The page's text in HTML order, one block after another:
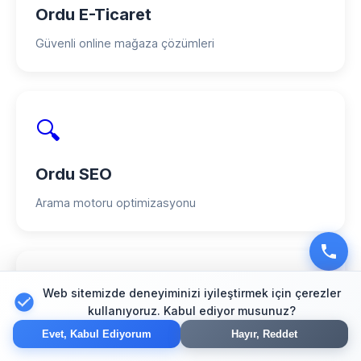
Ordu E-Ticaret
Güvenli online mağaza çözümleri
🔍
Ordu SEO
Arama motoru optimizasyonu
📱
Ordu Mobil Uygulama
Web sitemizde deneyiminizi iyileştirmek için çerezler
kullanıyoruz. Kabul ediyor musunuz?
Evet, Kabul Ediyorum Hayır, Reddet